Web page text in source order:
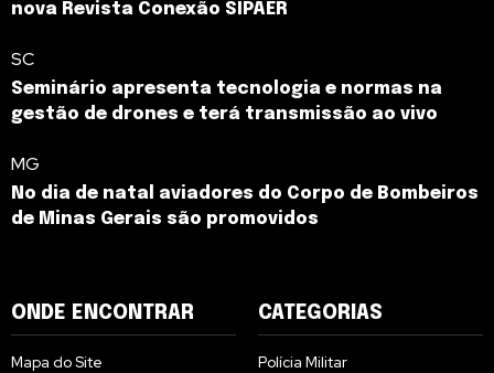
nova Revista Conexão SIPAER
SC
Seminário apresenta tecnologia e normas na
gestão de drones e terá transmissão ao vivo
MG
No dia de natal aviadores do Corpo de Bombeiros
de Minas Gerais são promovidos
ONDE ENCONTRAR
Mapa do Site
CATEGORIAS
Polícia Militar